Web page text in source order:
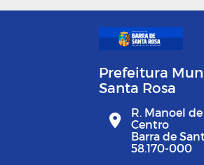
Prefeitura
Santa Rosa
R. Manoel de
Centro
Barra de
58.170-000